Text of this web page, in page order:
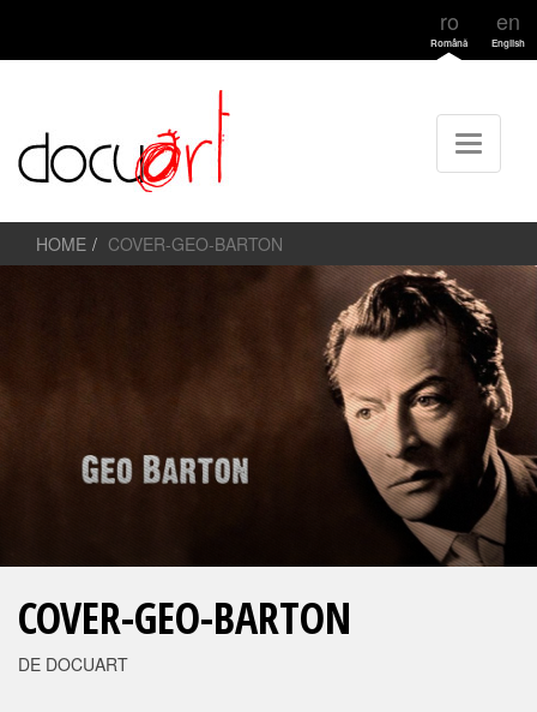
ro
Română
en
English
HOME COVER-GEO-BARTON
COVER-GEO-BARTON
DE DOCUART